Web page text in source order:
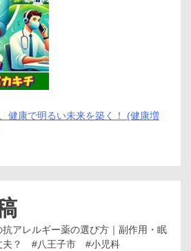
健康で明るい未来を築く！ (健康増
抗アレルギー薬の選び方｜副作用・眠
夫？ #八王子市 #小児科